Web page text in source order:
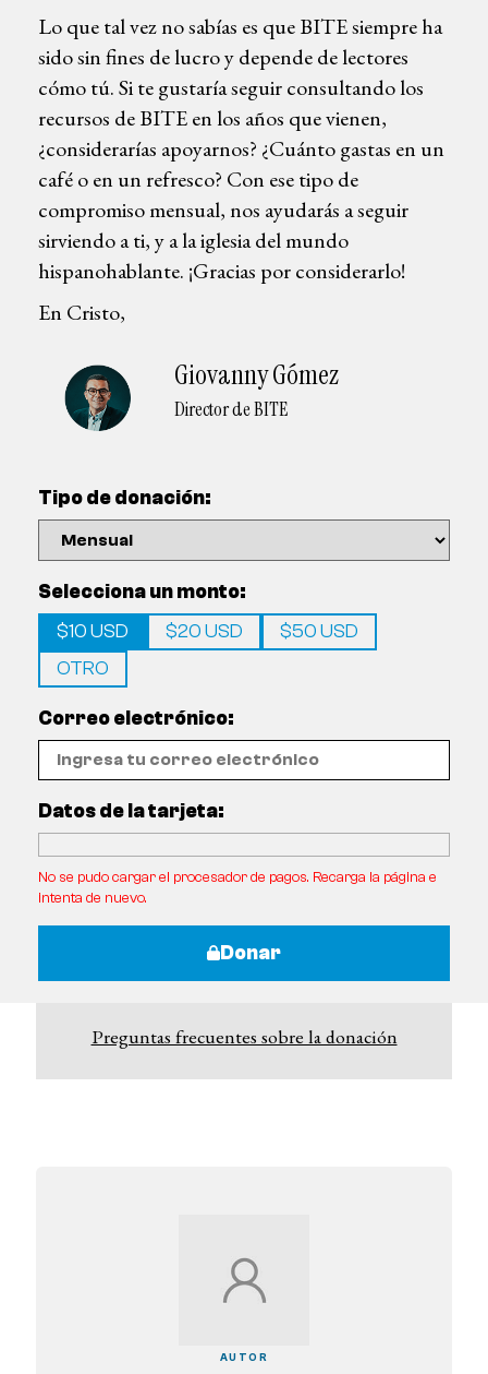
Lo que tal vez no sabías es que BITE siempre ha
sido sin fines de lucro y depende de lectores
cómo tú. Si te gustaría seguir consultando los
recursos de BITE en los años que vienen,
¿considerarías apoyarnos? ¿Cuánto gastas en un
café o en un refresco? Con ese tipo de
compromiso mensual, nos ayudarás a seguir
sirviendo a ti, y a la iglesia del mundo
hispanohablante. ¡Gracias por considerarlo!
En Cristo,
Giovanny Gómez
Director de BITE
Tipo de donación:
Selecciona un monto:
$10 USD
$20 USD
$50 USD
OTRO
Correo electrónico:
Datos de la tarjeta:
No se pudo cargar el procesador de pagos. Recarga la página e
intenta de nuevo.
Donar
Preguntas frecuentes sobre la donación
AUTOR